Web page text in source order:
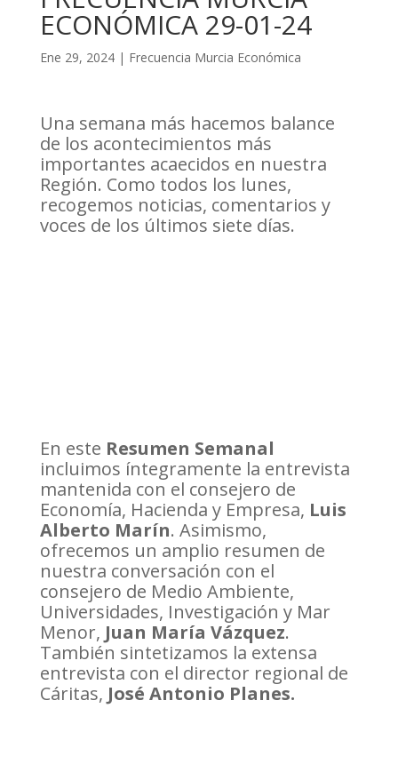
ECONÓMICA 29-01-24
Ene 29, 2024| Frecuencia Murcia Económica
Una semana más hacemos balance
de los acontecimientos más
importantes acaecidos en nuestra
Región. Como todos los lunes,
recogemos noticias, comentarios y
voces de los últimos siete días.
En este Resumen Semanal
incluimos íntegramente la entrevista
mantenida con el consejero de
Economía, Hacienda y Empresa, Luis
Alberto Marín. Asimismo,
ofrecemos un amplio resumen de
nuestra conversación con el
consejero de Medio Ambiente,
Universidades, Investigación y Mar
Menor, Juan María Vázquez.
También sintetizamos la extensa
entrevista con el director regional de
Cáritas, José Antonio Planes.